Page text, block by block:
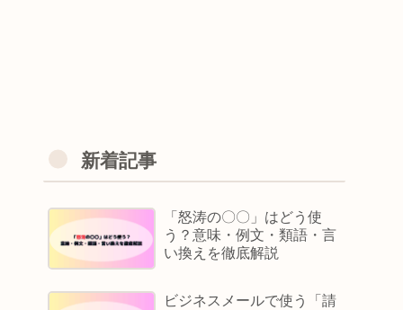
新着記事
「怒涛の〇〇」はどう使
う？意味・例文・類語・言
い換えを徹底解説
ビジネスメールで使う「請